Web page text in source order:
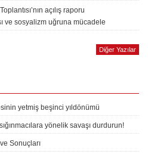
açılış raporu
ve sosyalizm uğruna mücadele
Diğer Yazılar
yetmiş beşinci yıldönümü
yönelik savaşı durdurun!
Sonuçları